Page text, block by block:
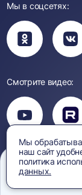
Мы
наш сайт
политика
данных.
Мы в соцсетях:
Вы
перейдете
в
группу
Вы
в
группу
Смотрите видео:
Вы
перейдете
на
канал
YouTube
Вы
на
Политика
Правила